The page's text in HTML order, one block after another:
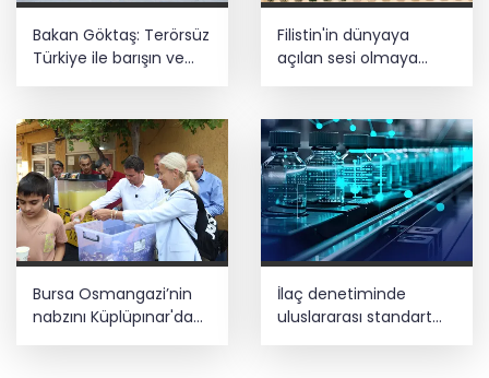
Bakan Göktaş: Terörsüz
Türkiye ile barışın ve
istikrarın güçlendiği
Filistin'in dünyaya
açılan sesi olmaya
devam edeceğiz
Bursa Osmangazi’nin
nabzını Küplüpınar'da
İlaç denetiminde
uluslararası standart